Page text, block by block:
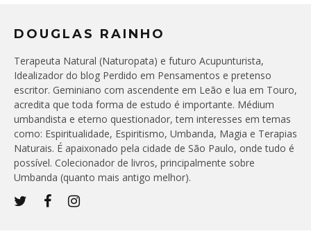
DOUGLAS RAINHO
Terapeuta Natural (Naturopata) e futuro Acupunturista,
Idealizador do blog Perdido em Pensamentos e pretenso
escritor. Geminiano com ascendente em Leão e lua em Touro,
acredita que toda forma de estudo é importante. Médium
umbandista e eterno questionador, tem interesses em temas
como: Espiritualidade, Espiritismo, Umbanda, Magia e Terapias
Naturais. É apaixonado pela cidade de São Paulo, onde tudo é
possível. Colecionador de livros, principalmente sobre
Umbanda (quanto mais antigo melhor).